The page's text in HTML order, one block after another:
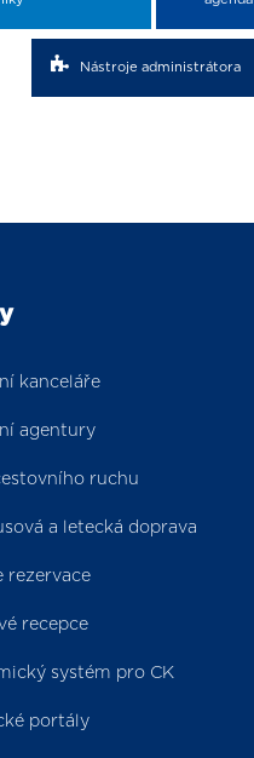
Nástroje administrátora
kanceláře
agentury
ruchu
a letecká doprava
rezervace
recepce
systém pro CK
portály